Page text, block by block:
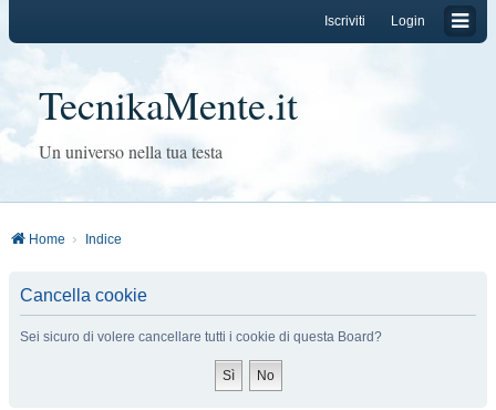
Login
Iscriviti
TecnikaMente.it
Un universo nella tua testa
Home Indice
Cancella cookie
Sei sicuro di volere cancellare tutti i cookie di questa Board?